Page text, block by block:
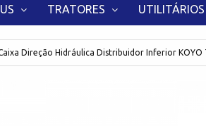
TRATORES UTILITÁRIOS
Direção Hidráulica Distribuidor Inferior KOYO